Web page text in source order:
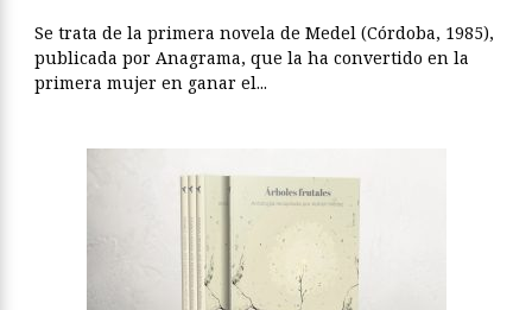
Se trata de la primera novela de Medel (Córdoba, 1985),
publicada por Anagrama, que la ha convertido en la
primera mujer en ganar el...